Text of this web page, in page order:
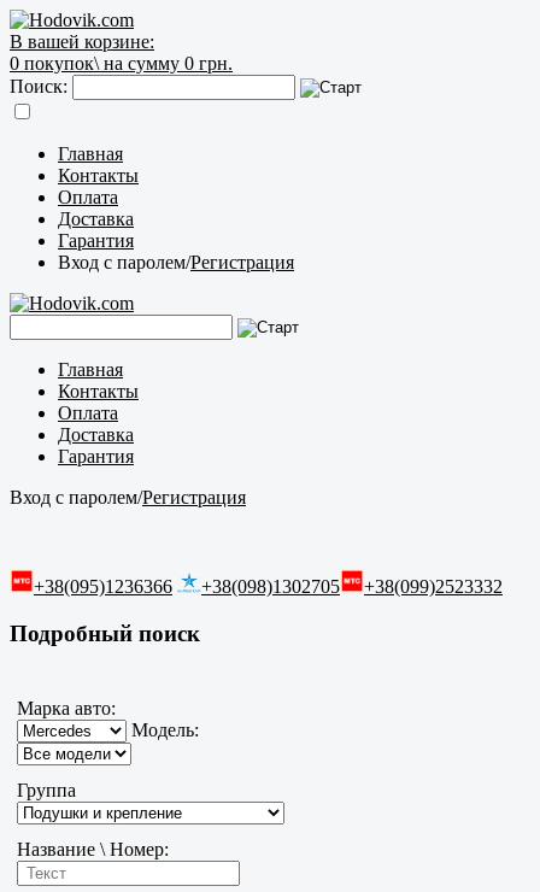
В вашей корзине:
0 покупок\ на сумму 0 грн.
Поиск:
Главная
Контакты
Оплата
Доставка
Гарантия
Вход с паролем/Регистрация
Главная
Контакты
Оплата
Доставка
Гарантия
Вход с паролем/Регистрация
+38(095)1236366 +38(098)1302705 +38(099)2523332
Подробный поиск
Марка авто:
Модель:
Группа
Название \ Номер: